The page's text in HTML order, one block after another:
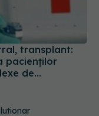
transplant:
pacienților
de